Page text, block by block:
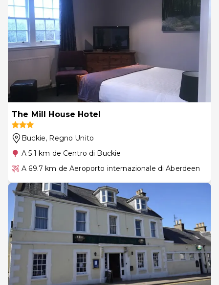
The Mill House Hotel
Buckie, Regno Unito
A 5.1 km de Centro di Buckie
A 69.7 km de Aeroporto internazionale di Aberdeen